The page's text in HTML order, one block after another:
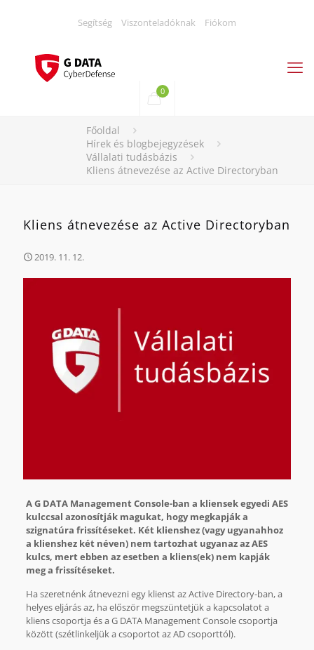
Segítség Viszonteladóknak Fiókom
0
Főoldal
Hírek és blogbejegyzések
Vállalati tudásbázis
Kliens átnevezése az Active Directoryban
Kliens átnevezése az Active Directoryban
2019. 11. 12.
A G DATA Management Console-ban a kliensek egyedi AES
kulccsal azonosítják magukat, hogy megkapják a
szignatúra frissítéseket. Két klienshez (vagy ugyanahhoz
a klienshez két néven) nem tartozhat ugyanaz az AES
kulcs, mert ebben az esetben a kliens(ek) nem kapják
meg a frissítéseket.
Ha szeretnénk átnevezni egy klienst az Active Directory-ban, a
helyes eljárás az, ha először megszüntetjük a kapcsolatot a
kliens csoportja és a G DATA Management Console csoportja
között (szétlinkeljük a csoportot az AD csoporttól).